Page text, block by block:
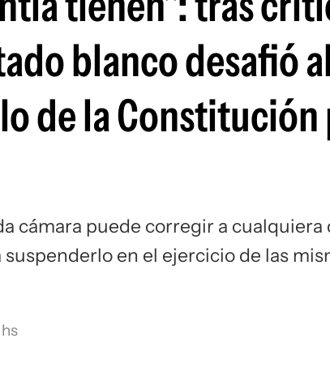
blanco desafió
de la Constitución
cámara puede corregir a
suspenderlo en el ejercicio de las